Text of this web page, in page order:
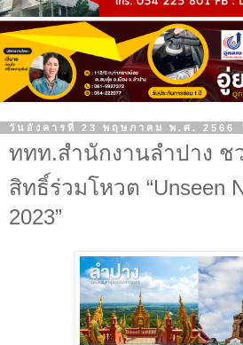
วันอังคารที่ 23 พฤษภาคม พ.ศ. 2566
ททท.สำนักงานลำปาง ช
สิทธิ์ร่วมโหวต “Unseen
2023”